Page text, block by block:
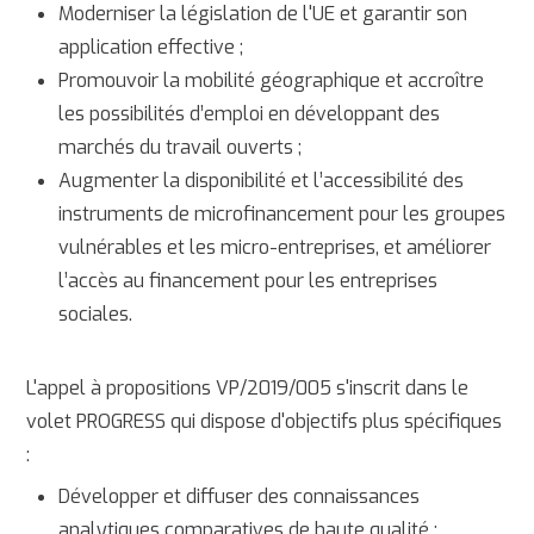
Moderniser la législation de l'UE et garantir son
application effective ;
Promouvoir la mobilité géographique et accroître
les possibilités d’emploi en développant des
marchés du travail ouverts ;
Augmenter la disponibilité et l’accessibilité des
instruments de microfinancement pour les groupes
vulnérables et les micro-entreprises, et améliorer
l’accès au financement pour les entreprises
sociales.
L'appel à propositions VP/2019/005 s'inscrit dans le
volet PROGRESS qui dispose d'objectifs plus spécifiques
:
Développer et diffuser des connaissances